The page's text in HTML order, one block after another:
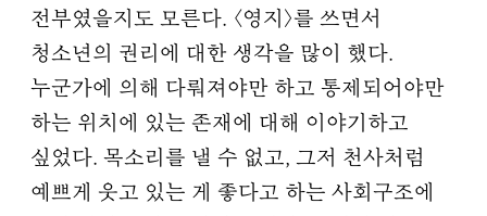
전부였을지도 모른다. 〈영지〉를 쓰면서
청소년의 권리에 대한 생각을 많이 했다.
누군가에 의해 다뤄져야만 하고 통제되어야만
하는 위치에 있는 존재에 대해 이야기하고
싶었다. 목소리를 낼 수 없고, 그저 천사처럼
예쁘게 웃고 있는 게 좋다고 하는 사회구조에